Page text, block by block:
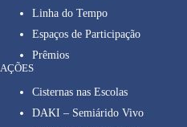
Linha do Tempo
Espaços de Participação
Prêmios
AÇÕES
Cisternas nas Escolas
DAKI – Semiárido Vivo